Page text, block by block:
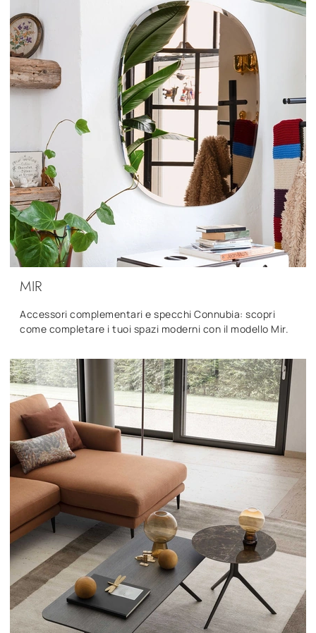
MIR
Accessori complementari e specchi Connubia: scopri
come completare i tuoi spazi moderni con il modello Mir.